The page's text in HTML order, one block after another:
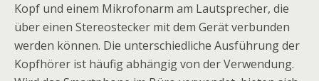
Kopf und einem Mikrofonarm am Lautsprecher, die
über einen Stereostecker mit dem Gerät verbunden
werden können. Die unterschiedliche Ausführung der
Kopfhörer ist häufig abhängig von der Verwendung.